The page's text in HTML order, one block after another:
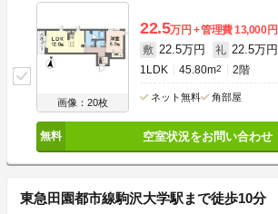
画像：20枚
22.5万円 管理費13,000円
敷 22.5万円 礼 22.5万円
1LDK 45.80m2 2階
ネット無料 角部屋
空室状況をお問い合わせ
東急田園都市線駒沢大学駅まで徒歩10分